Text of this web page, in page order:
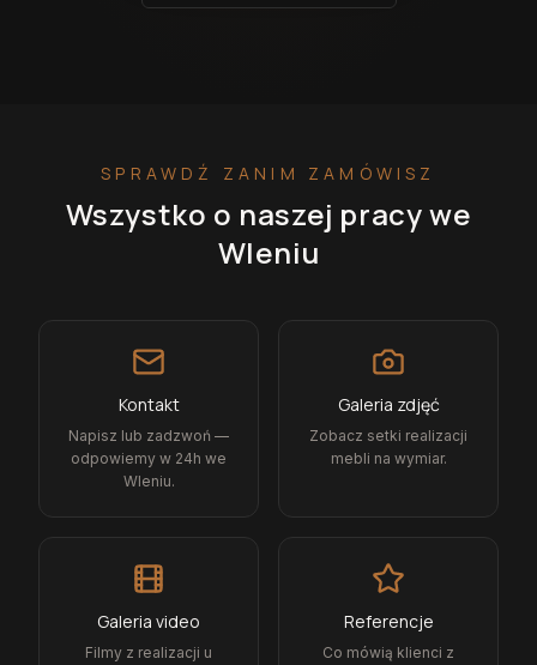
SPRAWDŹ ZANIM ZAMÓWISZ
Wszystko o naszej pracywe
Wleniu
Kontakt
Napisz lub zadzwoń —
odpowiemy w 24h we
Wleniu.
Galeria zdjęć
Zobacz setki realizacji
mebli na wymiar.
Galeria video
Filmy z realizacji u
Referencje
Co mówią klienci z